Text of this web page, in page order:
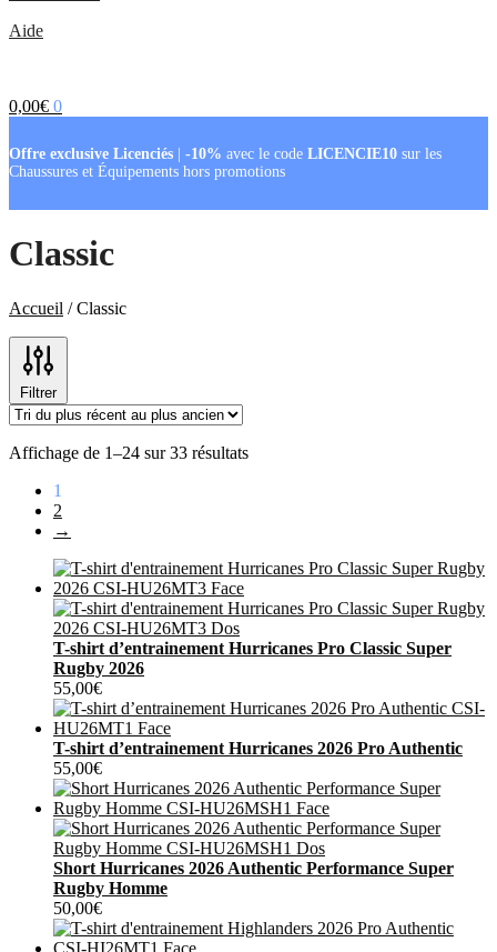
Aide
0,00€ 0
Offre exclusive Licenciés -10% avec le code LICENCIE10 sur les
Chaussures et Équipements hors promotions
Classic
Accueil /Classic
Filtrer
Affichage de 1–24 sur 33 résultatsTrié
ancien
1
2
→
T-shirt d’entrainement Hurricanes Pro Classic Super
Rugby 2026
55,00€
T-shirt d’entrainement Hurricanes 2026 Pro Authentic
55,00€
Short Hurricanes 2026 Authentic Performance Super
Rugby Homme
50,00€